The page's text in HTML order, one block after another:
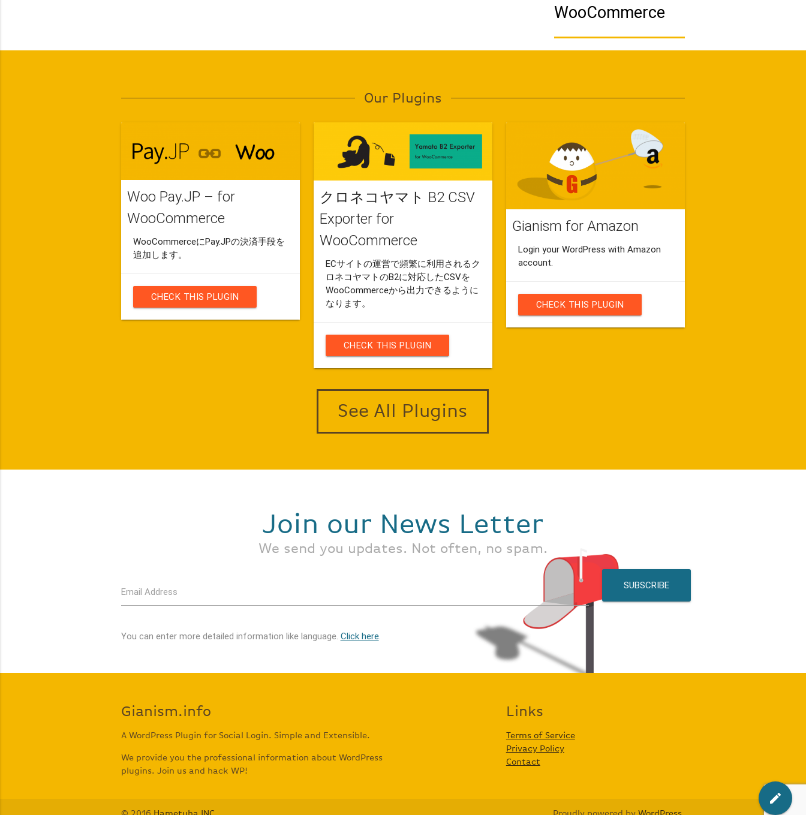
WooCommerce
Our Plugins
Woo Pay.JP – for
WooCommerce
WooCommerceにPay.JPの決済手段を
追加します。
CHECK THIS PLUGIN
クロネコヤマト B2 CSV
Exporter for
WooCommerce
ECサイトの運営で頻繁に利用されるク
ロネコヤマトのB2に対応したCSVを
WooCommerceから出力できるように
なります。
CHECK THIS PLUGIN
Gianism for Amazon
Login your WordPress with Amazon
account.
CHECK THIS PLUGIN
See All Plugins
Join our News Letter
We send you updates. Not often, no spam.
Email Address
You can enter more detailed information like language. Click here.
Gianism.info
A WordPress Plugin for Social Login. Simple and Extensible.
We provide you the professional information about WordPress
plugins. Join us and hack WP!
Links
Terms of Service
Privacy Policy
Contact
mode_edit